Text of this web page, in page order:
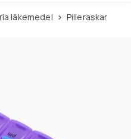
läkemedel Pilleraskar